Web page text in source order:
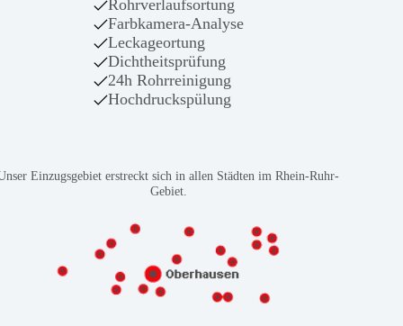
Rohrverlaufsortung
Farbkamera-Analyse
Leckageortung
Dichtheitsprüfung
24h Rohrreinigung
Hochdruckspülung
Einzugsgebiet erstreckt sich in allen Städten im Rhein-Ruhr-
Gebiet.